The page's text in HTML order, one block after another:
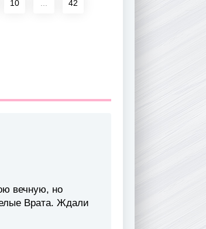
10 42
вечную, но
Врата. Ждали